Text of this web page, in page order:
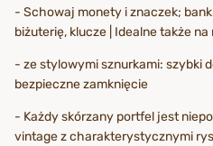
- Schowaj monety i znaczek;
biżuterię, klucze | Idealne także
- ze stylowymi sznurkami: szybki
bezpieczne zamknięcie
- Każdy skórzany portfel jest
vintage z charakterystycznymi